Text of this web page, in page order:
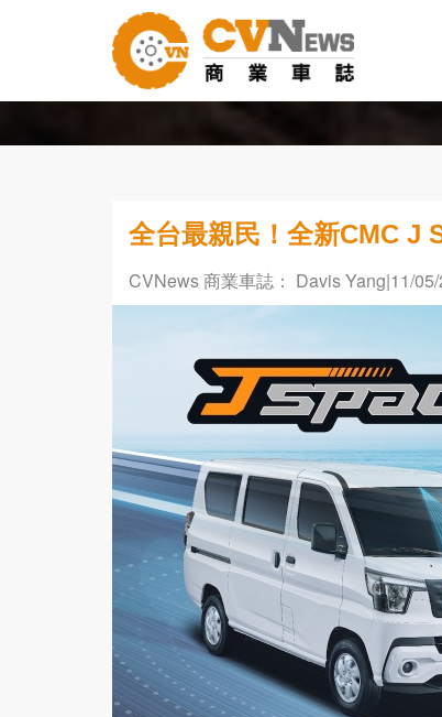
全台最親民！全新CMC J
CVNews 商業車誌： Davis Yang|11/